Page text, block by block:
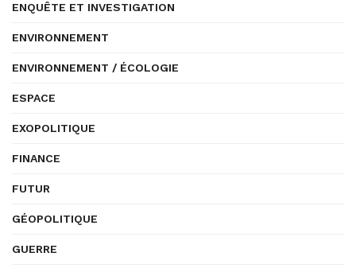
ENQUÊTE ET INVESTIGATION
ENVIRONNEMENT
ENVIRONNEMENT / ÉCOLOGIE
ESPACE
EXOPOLITIQUE
FINANCE
FUTUR
GÉOPOLITIQUE
GUERRE